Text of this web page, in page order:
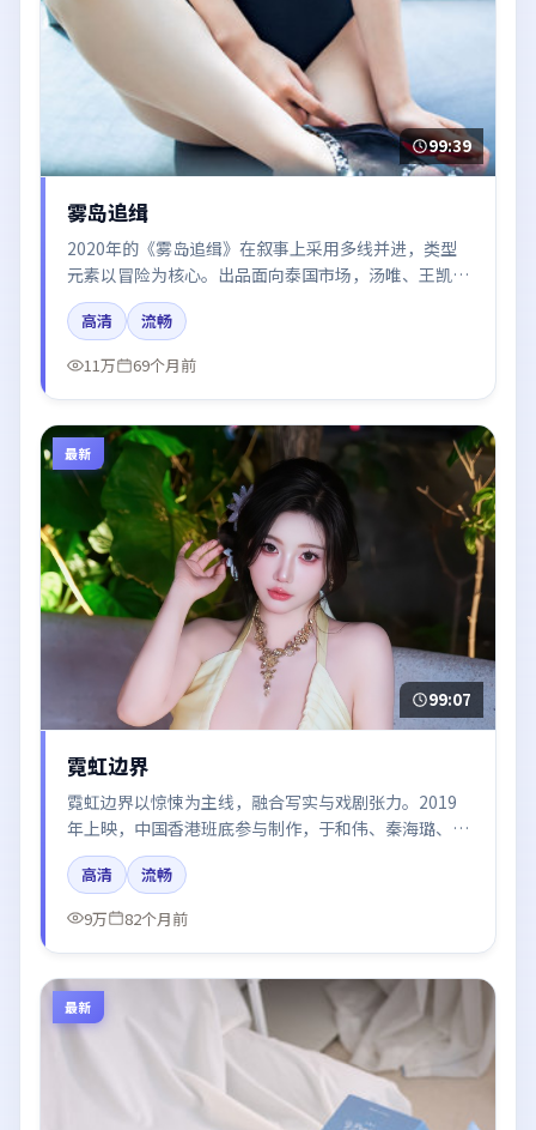
99:39
雾岛追缉
2020年的《雾岛追缉》在叙事上采用多线并进，类型
元素以冒险为核心。出品面向泰国市场，汤唯、王凯、
张子枫、易烊千玺所饰角色推动关键反转，结尾留白引
发讨论。
高清
流畅
11万
69个月前
最新
99:07
霓虹边界
霓虹边界以惊悚为主线，融合写实与戏剧张力。2019
年上映，中国香港班底参与制作，于和伟、秦海璐、河
正宇在片中呈现细腻表演，影像风格统一，配乐与剪辑
强化了情绪曲线。
高清
流畅
9万
82个月前
最新